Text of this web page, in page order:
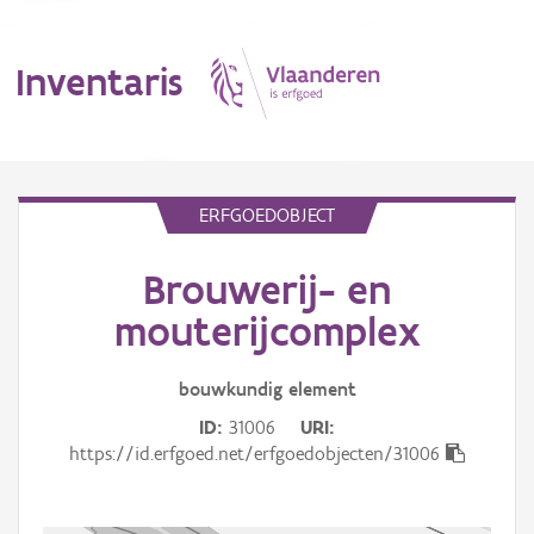
Inventaris
Aanduidingsobject
ERFGOEDOBJECT
Brouwerij- en
mouterijcomplex
bouwkundig element
ID 31006
URI
https://id.erfgoed.net/erfgoedobjecten/31006